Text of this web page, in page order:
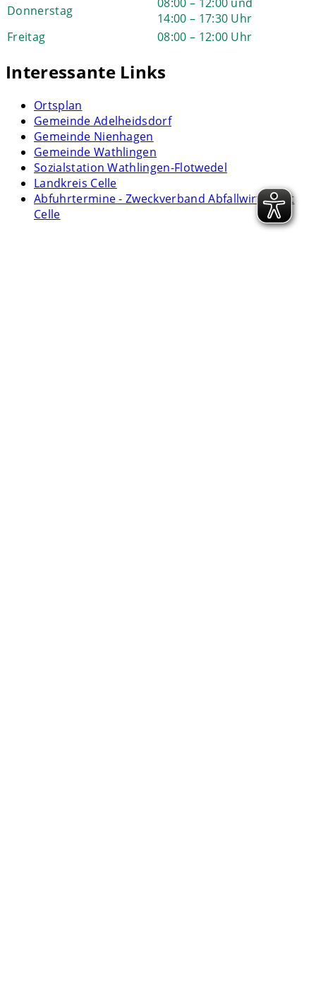
Donnerstag
14:00 – 17:30 Uhr
Freitag
08:00 – 12:00 Uhr
Interessante Links
Ortsplan
Gemeinde Adelheidsdorf
Gemeinde Nienhagen
Gemeinde Wathlingen
Sozialstation Wathlingen-Flotwedel
Landkreis Celle
Abfuhrtermine - Zweckverband Abfallwirtschaft
Celle